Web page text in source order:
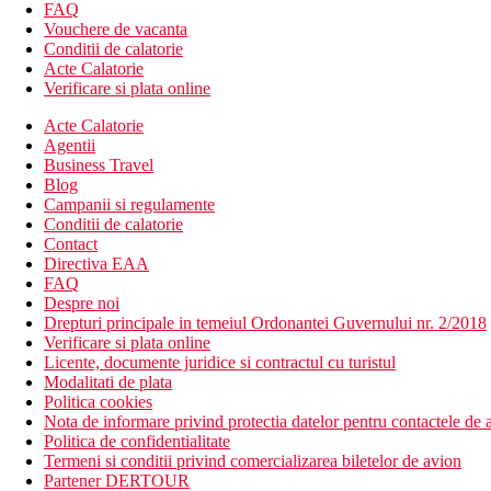
Cafeneaua Benjamin
2 piscine exterioare
Piscina pentru copii si tobogan (in functiune la orele
Club pentru copii (4-12 ani)
serviciu de spalatorie (contra cost)
servicii de coafor (contra cost)
inchiriere de masini (contra cost)
Descrierea plajei
Plaja cu nisip si pietris la cca 50 m de hotel, accesibila
Sezlonguri si umbrele gratuite
Prosoape gratuite pentru un depozit rambursabil
Activitati sportive gratuite
Tenis de masa
program zilnic de animatie sportiva
aerobic
Bocca
centru de fitness
Camera de relaxare
piscina interioara (deschisa in functie de conditiile
FAQ
Vouchere de vacanta
Conditii de calatorie
Acte Calatorie
Verificare si plata online
Acte Calatorie
Agentii
Business Travel
Blog
Campanii si regulamente
Conditii de calatorie
Contact
Directiva EAA
FAQ
Despre noi
Drepturi principale in temeiul Ordonantei Guvernului nr. 2/2018
Verificare si plata online
Licente, documente juridice si contractul cu turistul
Modalitati de plata
Politica cookies
Nota de informare privind protectia datelor pentru contactele de
Politica de confidentialitate
Termeni si conditii privind comercializarea biletelor de avion
Partener DERTOUR